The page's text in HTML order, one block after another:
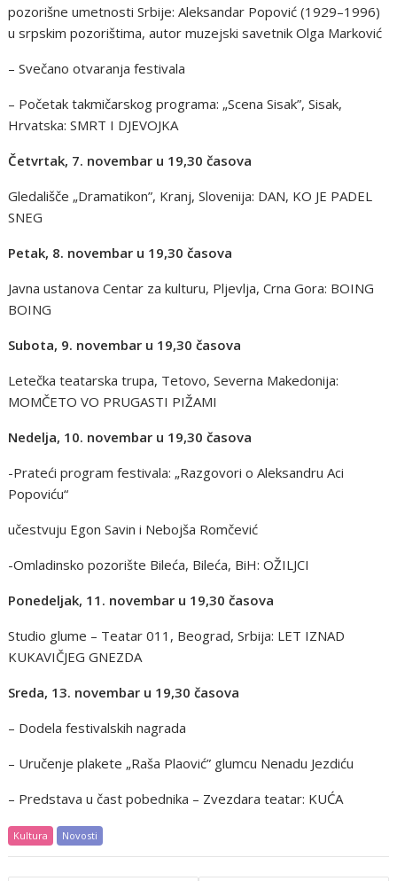
pozorišne umetnosti Srbije: Aleksandar Popović (1929–1996)
u srpskim pozorištima, autor muzejski savetnik Olga Marković
– Svečano otvaranja festivala
– Početak takmičarskog programa: „Scena Sisak”, Sisak,
Hrvatska: SMRT I DJEVOJKA
Četvrtak, 7. novembar u 19,30 časova
Gledališče „Dramatikon”, Kranj, Slovenija: DAN, KO JE PADEL
SNEG
Petak, 8. novembar u 19,30 časova
Javna ustanova Centar za kulturu, Pljevlja, Crna Gora: BOING
BOING
Subota, 9. novembar u 19,30 časova
Letečka teatarska trupa, Tetovo, Severna Makedonija:
MOMČETO VO PRUGASTI PIŽAMI
Nedelja, 10. novembar u 19,30 časova
-Prateći program festivala: „Razgovori o Aleksandru Aci
Popoviću“
učestvuju Egon Savin i Nebojša Romčević
-Omladinsko pozorište Bileća, Bileća, BiH: OŽILJCI
Ponedeljak, 11. novembar u 19,30 časova
Studio glume – Teatar 011, Beograd, Srbija: LET IZNAD
KUKAVIČJEG GNEZDA
Sreda, 13. novembar u 19,30 časova
– Dodela festivalskih nagrada
– Uručenje plakete „Raša Plaović” glumcu Nenadu Jezdiću
– Predstava u čast pobednika – Zvezdara teatar: KUĆA
Kultura Novosti